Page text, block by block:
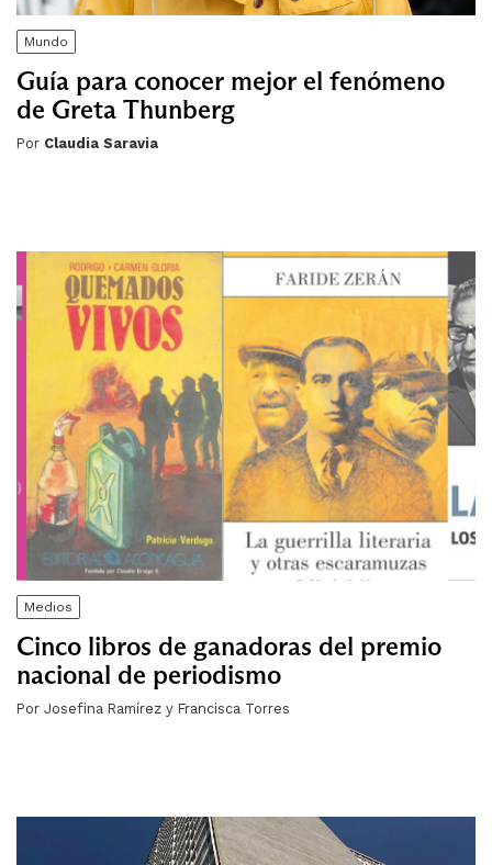
Mundo
Guía para conocer mejor el fenómeno
de Greta Thunberg
Por Claudia Saravia
Medios
Cinco libros de ganadoras del premio
nacional de periodismo
Por Josefina Ramírez y Francisca Torres